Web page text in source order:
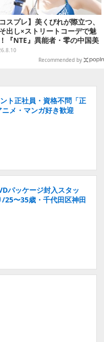
コスプレ】美くびれが際立つ、
出し×ストリートコーデで魅
『NTE』異能者・零の中国美
イヤーが美しすぎた【写真10
Recommended by
ト正社員・資格不問「正
メ・マンガ好き歓迎
パッケージ封入スタッ
25〜35歳・千代田区神田